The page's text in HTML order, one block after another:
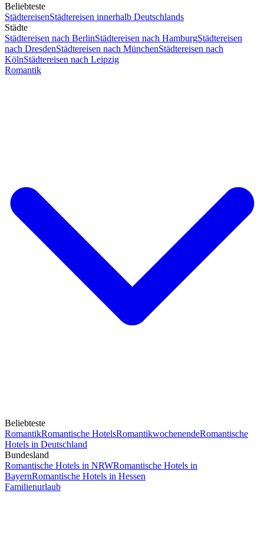
Beliebteste
StädtereisenStädtereisen innerhalb Deutschlands
Städte
Städtereisen nach BerlinStädtereisen nach HamburgStädtereisen
nach DresdenStädtereisen nach MünchenStädtereisen nach
KölnStädtereisen nach Leipzig
Romantik
Beliebteste
RomantikRomantische HotelsRomantikwochenendeRomantische
Hotels in Deutschland
Bundesland
Romantische Hotels in NRWRomantische Hotels in
BayernRomantische Hotels in Hessen
Familienurlaub